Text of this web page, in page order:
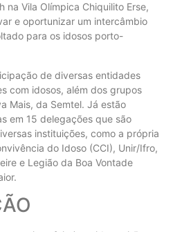
Vila Olímpica Chiquilito Erse,
e oportunizar um intercâmbio
para os idosos porto-
de diversas entidades
com idosos, além dos grupos
Mais, da Semtel. Já estão
em 15 delegações que são
instituições, como a própria
do Idoso (CCI), Unir/Ifro,
e Legião da Boa Vontade